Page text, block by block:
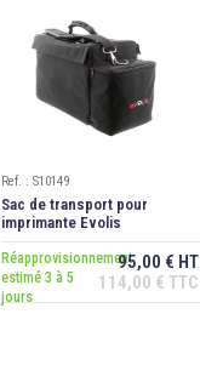
Ref. : S10149
Sac de transport pour
imprimante Evolis
Réapprovisionnement
estimé 3 à 5
jours
95,00 € HT
114,00 € TTC
Ajouter au